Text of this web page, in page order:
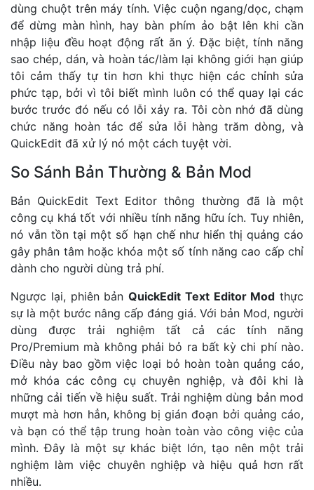
dùng chuột trên máy tính. Việc cuộn ngang/dọc, chạm
để dừng màn hình, hay bàn phím ảo bật lên khi cần
nhập liệu đều hoạt động rất ăn ý. Đặc biệt, tính năng
sao chép, dán, và hoàn tác/làm lại không giới hạn giúp
tôi cảm thấy tự tin hơn khi thực hiện các chỉnh sửa
phức tạp, bởi vì tôi biết mình luôn có thể quay lại các
bước trước đó nếu có lỗi xảy ra. Tôi còn nhớ đã dùng
chức năng hoàn tác để sửa lỗi hàng trăm dòng, và
QuickEdit đã xử lý nó một cách tuyệt vời.
So Sánh Bản Thường & Bản Mod
Bản QuickEdit Text Editor thông thường đã là một
công cụ khá tốt với nhiều tính năng hữu ích. Tuy nhiên,
nó vẫn tồn tại một số hạn chế như hiển thị quảng cáo
gây phân tâm hoặc khóa một số tính năng cao cấp chỉ
dành cho người dùng trả phí.
Ngược lại, phiên bản QuickEdit Text Editor Mod thực
sự là một bước nâng cấp đáng giá. Với bản Mod, người
dùng được trải nghiệm tất cả các tính năng
Pro/Premium mà không phải bỏ ra bất kỳ chi phí nào.
Điều này bao gồm việc loại bỏ hoàn toàn quảng cáo,
mở khóa các công cụ chuyên nghiệp, và đôi khi là
những cải tiến về hiệu suất. Trải nghiệm dùng bản mod
mượt mà hơn hẳn, không bị gián đoạn bởi quảng cáo,
và bạn có thể tập trung hoàn toàn vào công việc của
mình. Đây là một sự khác biệt lớn, tạo nên một trải
nghiệm làm việc chuyên nghiệp và hiệu quả hơn rất
nhiều.